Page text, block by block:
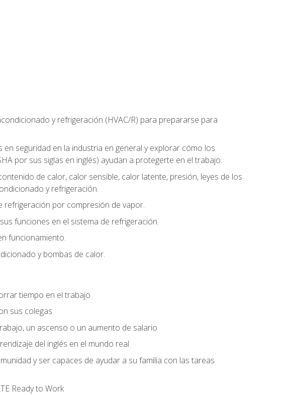
y refrigeración (HVAC/R) para prepararse para
seguridad en la industria en general y explorar cómo los
por sus siglas en inglés) ayudan a protegerte en el trabajo.
de calor, calor sensible, calor latente, presión, leyes de los
y refrigeración.
por compresión de vapor.
funciones en el sistema de refrigeración.
funcionamiento.
y bombas de calor.
tiempo en el trabajo
sus colegas
un ascenso o un aumento de salario
del inglés en el mundo real
y ser capaces de ayudar a su familia con las tareas
Ready to Work